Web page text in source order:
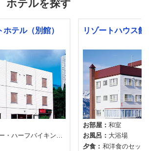
ホテルを探す
テル（別館）
ハーフバイキング
リゾートハウス飯
お部屋
和室
お風呂
大浴場
夕食
和洋食のセッ